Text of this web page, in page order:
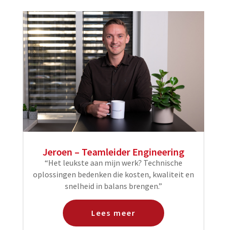
Jeroen – Teamleider Engineering
“Het leukste aan mijn werk? Technische
oplossingen bedenken die kosten, kwaliteit en
snelheid in balans brengen.”
Lees meer